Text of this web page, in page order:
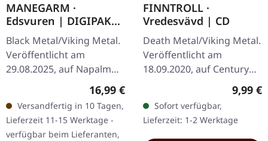
MANEGARM ·
Edsvuren | DIGIPAK
CD
Black Metal/Viking Metal.
Veröffentlicht am
29.08.2025, auf Napalm
Records. CD im DigiPak.
Die schwedischen Viking
Metal-Pioniere Månegarm
feiern…
Regulärer Preis:
16,99 €
Versandfertig in 10 Tagen,
Lieferzeit 11-15 Werktage -
verfügbar beim Lieferanten,
FINNTROLL ·
Vredesvävd | CD
Death Metal/Viking Metal.
Veröffentlicht am
18.09.2020, auf Century
Media Records. CD im
Jewelcase. Finntroll, die
finnische Band, die eine…
9,99 €
Sofort verfügbar,
Lieferzeit: 1-2 Werktage